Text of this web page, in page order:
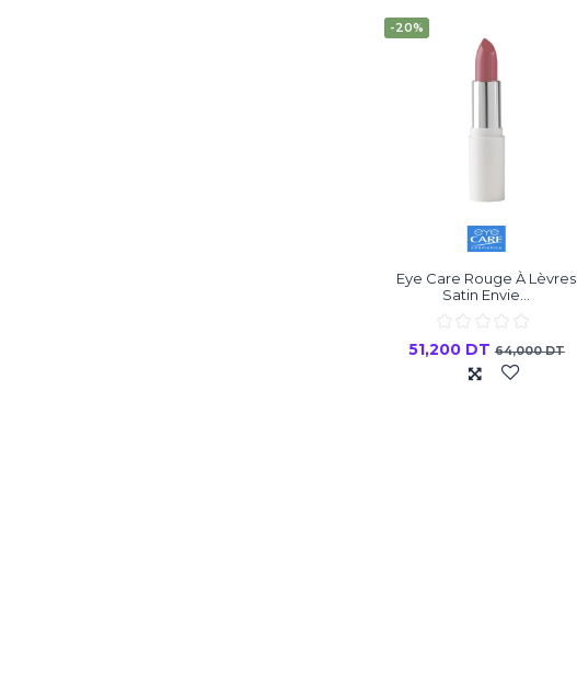
-20%
Eye Care Rouge À Lèvres
Satin Envie...
51,200 DT64,000 DT